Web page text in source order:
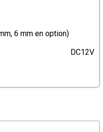
6 mm en option)